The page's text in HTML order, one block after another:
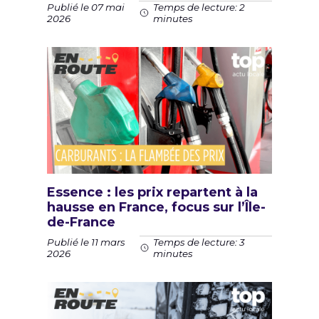
Publié le 07 mai
2026
Temps de lecture: 2
minutes
Essence : les prix repartent à la
hausse en France, focus sur l’Île-
de-France
Publié le 11 mars
2026
Temps de lecture: 3
minutes